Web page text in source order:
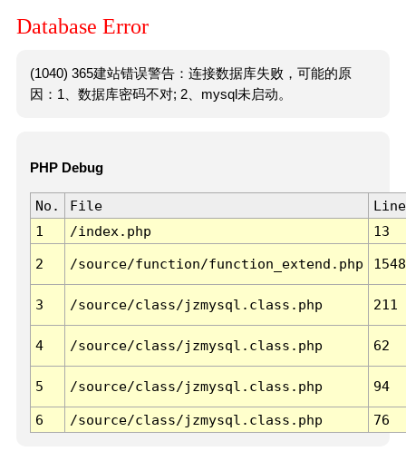
Database Error
(1040) 365建站错误警告：连接数据库失败，可能的原
因：1、数据库密码不对; 2、mysql未启动。
PHP Debug
No. File
Line
1
/index.php 13
2 /source/function/function_extend.php 1548
3 /source/class/jzmysql.class.php 211
4 /source/class/jzmysql.class.php 62
5 /source/class/jzmysql.class.php 94
6 /source/class/jzmysql.class.php 76